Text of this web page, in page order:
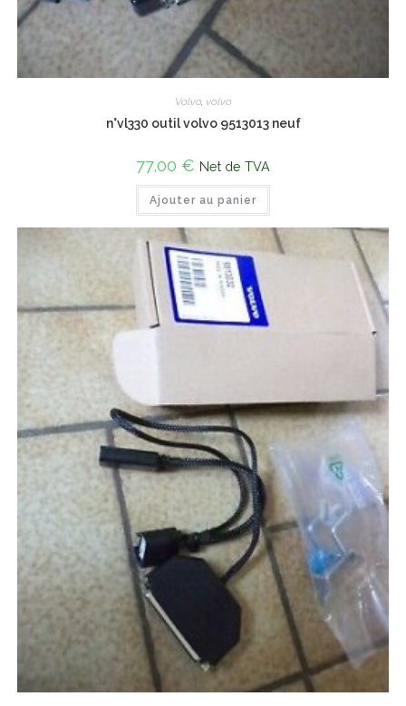
Volvo, volvo
n°vl330 outil volvo 9513013 neuf
77,00 € Net de TVA
Ajouter au panier